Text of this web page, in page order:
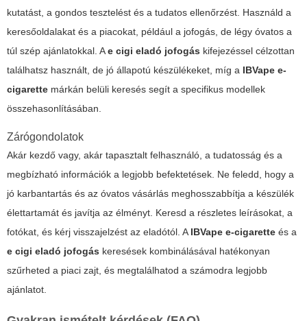
kutatást, a gondos tesztelést és a tudatos ellenőrzést. Használd a
keresőoldalakat és a piacokat, például a jofogás , de légy óvatos a
túl szép ajánlatokkal. Ae cigi eladó jofogás kifejezéssel célzottan
találhatsz használt, de jó állapotú készülékeket, míg a IBVape e-
cigarette márkán belüli keresés segít a specifikus modellek
összehasonlításában.
Zárógondolatok
Akár kezdő vagy, akár tapasztalt felhasználó, a tudatosság és a
megbízható információk a legjobb befektetések. Ne feledd, hogy a
jó karbantartás és az óvatos vásárlás meghosszabbítja a készülék
élettartamát és javítja az élményt. Keresd a részletes leírásokat, a
fotókat, és kérj visszajelzést az eladótól. A IBVape e-cigarette és a
e cigi eladó jofogás keresések kombinálásával hatékonyan
szűrheted a piaci zajt, és megtalálhatod a számodra legjobb
ajánlatot.